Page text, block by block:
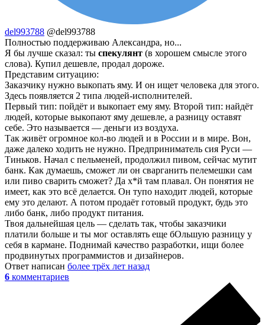
del993788 @del993788
Полностью поддерживаю Александра, но...
Я бы лучше сказал: ты спекулянт (в хорошем смысле этого
слова). Купил дешевле, продал дороже.
Представим ситуацию:
Заказчику нужно выкопать яму. И он ищет человека для этого.
Здесь появляется 2 типа людей-исполнителей.
Первый тип: пойдёт и выкопает ему яму. Второй тип: найдёт
людей, которые выкопают яму дешевле, а разницу оставят
себе. Это называется — деньги из воздуха.
Так живёт огромное кол-во людей и в России и в мире. Вон,
даже далеко ходить не нужно. Предприниматель сия Руси —
Тиньков. Начал с пельменей, продолжил пивом, сейчас мутит
банк. Как думаешь, сможет ли он сварганить пелемешки сам
или пиво сварить сможет? Да х*й там плавал. Он понятия не
имеет, как это всё делается. Он тупо находит людей, которые
ему это делают. А потом продаёт готовый продукт, будь это
либо банк, либо продукт питания.
Твоя дальнейшая цель — сделать так, чтобы заказчики
платили больше и ты мог оставлять еще бОльшую разницу у
себя в кармане. Поднимай качество разработки, ищи более
продвинутых программистов и дизайнеров.
Ответ написан более трёх лет назад
6 комментариев